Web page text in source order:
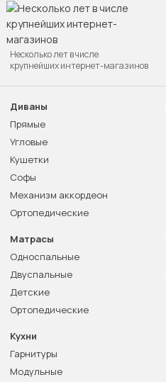
Несколько лет в числе
крупнейших интернет-магазинов
Диваны
Прямые
Угловые
Кушетки
Софы
Механизм аккордеон
Ортопедические
Матрасы
Односпальные
Двуспальные
Детские
Ортопедические
Кухни
Гарнитуры
Модульные